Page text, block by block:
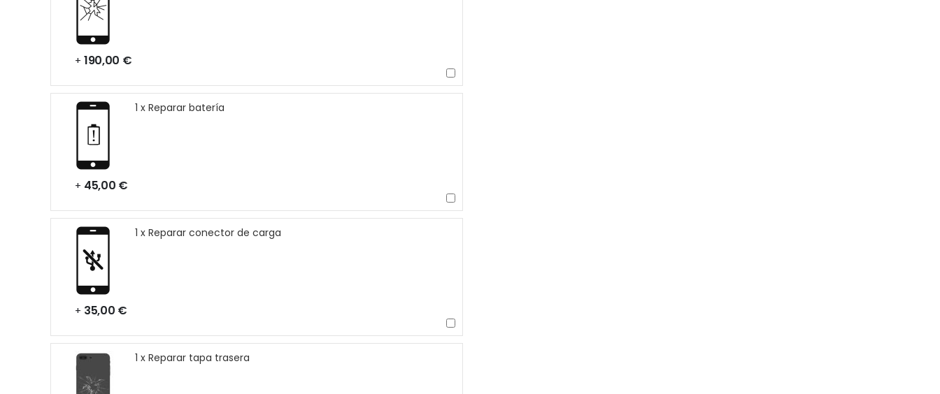
+ 190,00 €
1 x Reparar batería
+ 45,00 €
1 x Reparar conector de carga
+ 35,00 €
1 x Reparar tapa trasera